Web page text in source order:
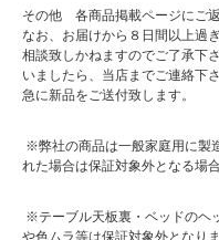
その他 各商品掲載ページにご
なお、お届けから８日間以上過
相談致しかねますのでご了承下
いましたら、当店までご連絡下
急に新品をご送付致します。
※弊社の商品は一般家庭用に製
れた場合は保証対象外となる場
※テーブル天板裏・ベッドのヘ
や色ムラ等は保証対象外となりま